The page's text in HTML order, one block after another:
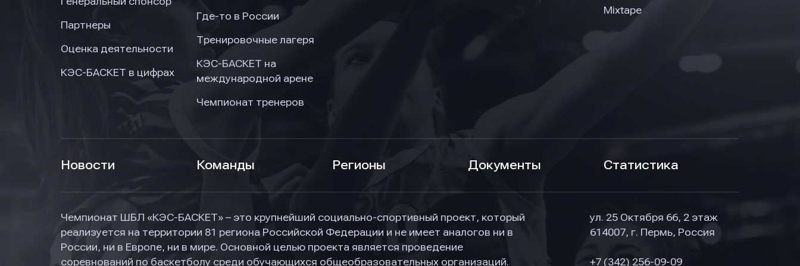
Партнеры
Оценка деятельности
КЭС-БАСКЕТ в цифрах
Где-то в России
Тренировочные лагеря
КЭС-БАСКЕТ на
международной арене
Чемпионат тренеров
Mixtape
Новости Команды Регионы Документы Статистика
Чемпионат ШБЛ «КЭС-БАСКЕТ» – это крупнейший социально-спортивный проект, который
реализуется на территории 81 региона Российской Федерации и не имеет аналогов ни в
России, ни в Европе, ни в мире. Основной целью проекта является проведение
соревнований по баскетболу среди обучающихся общеобразовательных организаций.
ул. 25 Октября 66, 2 этаж
614007, г. Пермь, Россия
+7 (342) 256-09-09